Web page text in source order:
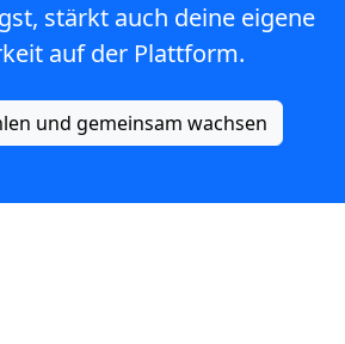
stärkt auch deine eigene
auf der Plattform.
und gemeinsam wachsen